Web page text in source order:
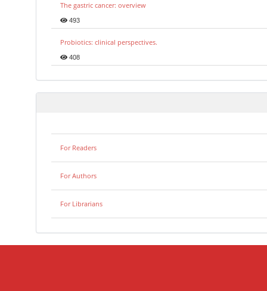
The gastric cancer: overview
493
Probiotics: clinical perspectives.
408
For Readers
For Authors
For Librarians